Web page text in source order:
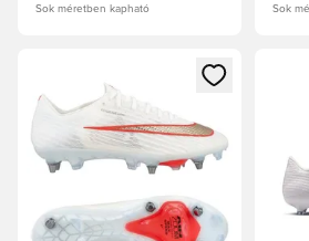
Sok méretben kapható Sok
Megnyit egy modált a